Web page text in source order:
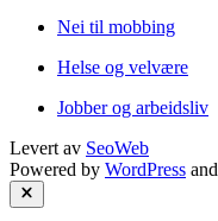
Nei til mobbing
Helse og velvære
Jobber og arbeidsliv
Levert av SeoWeb
Powered by WordPress and
Close